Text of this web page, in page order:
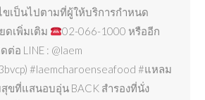
ขเป็นไปตามที่ผู้ให้บริการกำหนด
ดเพิ่มเติม
02-066-1000 หรืออีก
อ LINE : @laem
#laemcharoenseafood #แหลม
ขที่แสนอบอุ่น BACK สำรองที่นั่ง